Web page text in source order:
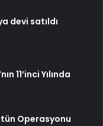
devi satıldı
11’inci Yılında
Operasyonu